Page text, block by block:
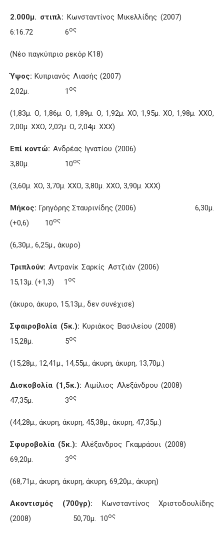
2.000μ. στιπλ: Κωνσταντίνος Μικελλίδης (2007)
6:16.72 6ος
(Νέο παγκύπριο ρεκόρ Κ18)
Ύψος: Κυπριανός Λιασής (2007)
2,02μ. 1 ος
(1,83μ. Ο, 1,86μ. Ο, 1,89μ. Ο, 1,92μ. ΧΟ, 1,95μ. ΧΟ, 1,98μ. ΧΧΟ,
2,00μ. ΧΧΟ, 2,02μ. Ο, 2,04μ. ΧΧΧ)
Επί κοντώ: Ανδρέας Ιγνατίου (2006)
3,80μ. 10ος
(3,60μ. ΧΟ, 3,70μ. ΧΧΟ, 3,80μ. ΧΧΟ, 3,90μ. ΧΧΧ)
Μήκος: Γρηγόρης Σταυρινίδης (2006) 6,30μ.
(+0,6) 10ος
(6,30μ., 6,25μ., άκυρο)
Τριπλούν: Αντρανίκ Σαρκίς Αστζιάν (2006)
15,13μ. (+1,3) 1 ος
(άκυρο, άκυρο, 15,13μ., δεν συνέχισε)
Σφαιροβολία (5κ.): Κυριάκος Βασιλείου (2008)
15,28μ. 5ος
(15,28μ., 12,41μ., 14,55μ., άκυρη, άκυρη, 13,70μ.)
Δισκοβολία (1,5κ.): Αιμίλιος Αλεξάνδρου (2008)
47,35μ. 3ος
(44,28μ., άκυρη, άκυρη, 45,38μ., άκυρη, 47,35μ.)
Σφυροβολία (5κ.): Αλέξανδρος Γκαμράουι (2008)
69,20μ. 3ος
(68,71μ., άκυρη, άκυρη, άκυρη, 69,20μ., άκυρη)
Ακοντισμός (700γρ): Κωνσταντίνος Χριστοδουλίδης
(2008) 50,70μ. 10ος